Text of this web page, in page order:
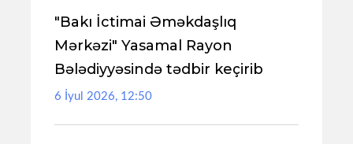
"Bakı İctimai Əməkdaşlıq
Mərkəzi" Yasamal Rayon
Bələdiyyəsində tədbir keçirib
6 İyul 2026, 12:50